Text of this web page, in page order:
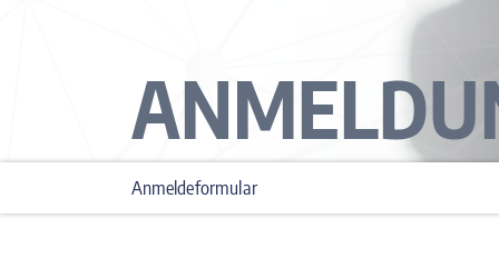
Anmeldeformular